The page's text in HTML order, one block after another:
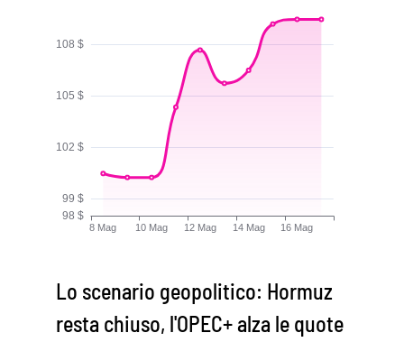
Lo scenario geopolitico: Hormuz
resta chiuso, l'OPEC+ alza le quote